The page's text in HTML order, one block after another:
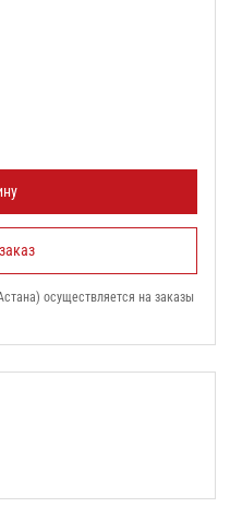
осуществляется на заказы